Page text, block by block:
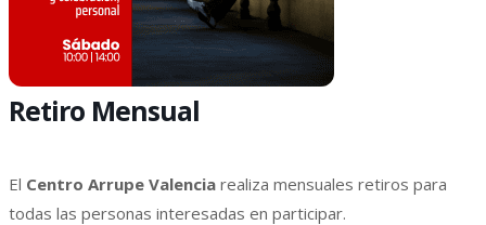
Retiro Mensual
El Centro Arrupe Valencia realiza mensuales retiros para
todas las personas interesadas en participar.